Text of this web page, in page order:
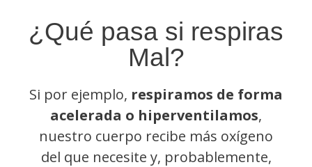
¿Qué pasa si respiras
Mal?
Si por ejemplo, respiramos de forma
acelerada o hiperventilamos,
nuestro cuerpo recibe más oxígeno
del que necesite y, probablemente,